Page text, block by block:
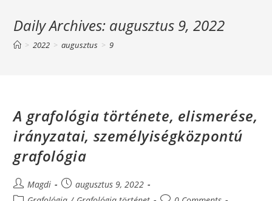
Daily Archives: augusztus 9, 2022
> 2022 > augusztus > 9
A grafológia története, elismerése,
irányzatai, személyiségközpontú
grafológia
Post
author:
Magdi
Post
published:
augusztus 9, 2022